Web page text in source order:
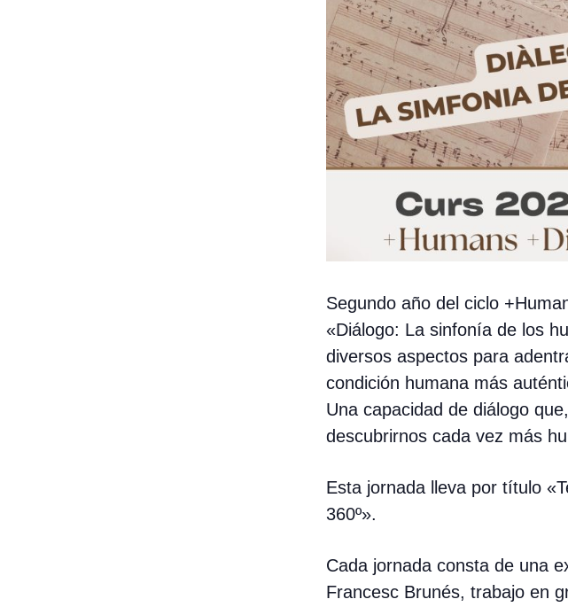
Segundo año del ciclo
«Diálogo: La sinfonía de los
diversos aspectos para
condición humana más
Una capacidad de diálogo
descubrirnos cada vez más
Esta jornada lleva por título
360º».
Cada jornada consta de una
Francesc Brunés, trabajo en